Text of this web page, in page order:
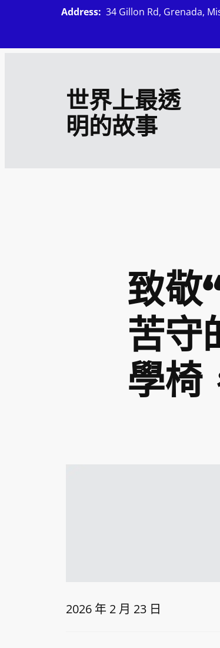
主
世界上最透
明的故事
Address: 34 Gillon Rd, Grenada,
致敬
苦守
學椅
2026 年 2 月 23 日